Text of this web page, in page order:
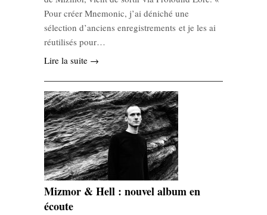
Pour créer Mnemonic, j’ai déniché une
sélection d’anciens enregistrements et je les ai
réutilisés pour…
Lire la suite →
Mizmor & Hell : nouvel album en
écoute